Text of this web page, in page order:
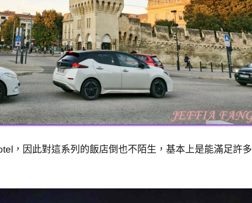
，因此對這系列的飯店倒也不陌生，基本上是能滿足許多